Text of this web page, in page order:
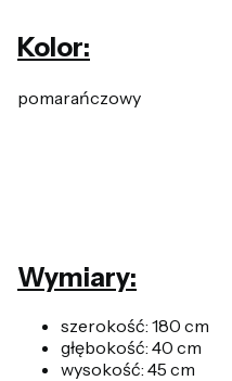
Kolor:
pomarańczowy
Wymiary:
szerokość: 180 cm
głębokość: 40 cm
wysokość: 45 cm